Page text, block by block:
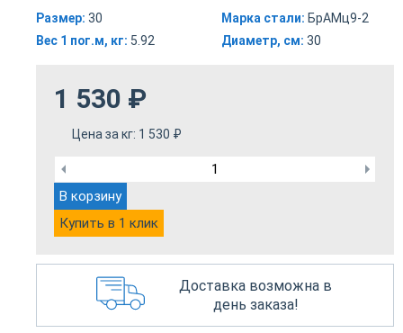
Размер: 30
Вес 1 пог.м, кг: 5.92
Марка стали: БрАМц9-2
Диаметр, см: 30
1 530 ₽
Цена за кг: 1 530 ₽
В корзину
Купить в 1 клик
Доставка возможна в
день заказа!